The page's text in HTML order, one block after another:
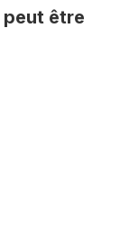
peut être